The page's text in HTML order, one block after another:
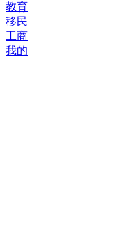
教育
移民
工商
我的